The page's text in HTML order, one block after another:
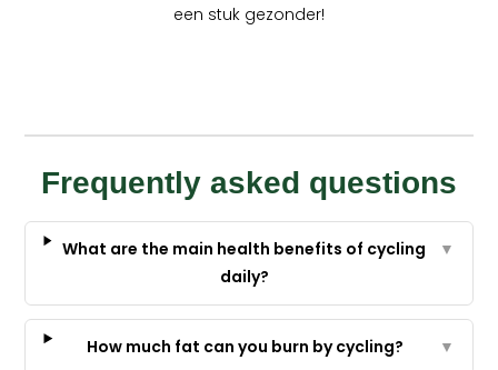
een stuk gezonder!
Frequently asked questions
What are the main health benefits of cycling
daily?
▼
How much fat can you burn by cycling? ▼